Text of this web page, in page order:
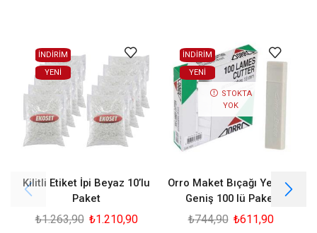
İNDİRİM
YENI
Kilitli Etiket İpi Beyaz 10’lu
Paket
₺1.263,90 ₺1.210,90
İNDİRİM
YENI
STOKTA
YOK
Orro Maket Bıçağı Yedeği
Geniş 100 lü Paket
₺744,90 ₺611,90